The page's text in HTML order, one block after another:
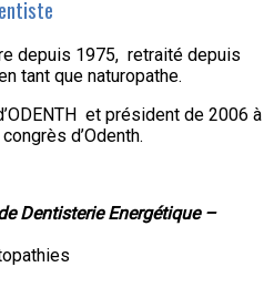
depuis 1975, retraité depuis
tant que naturopathe.
et président de 2006 à
d’Odenth.
Dentisterie Energétique –